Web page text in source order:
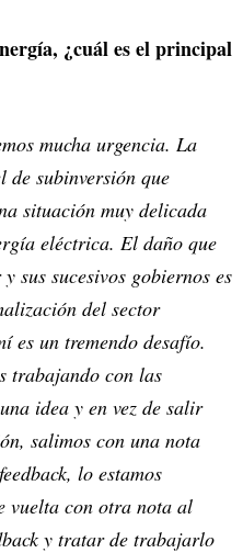
¿cuál es el principal
mucha urgencia. La
de subinversión que
situación muy delicada
eléctrica. El daño que
sus sucesivos gobiernos es
del sector
es un tremendo desafío.
trabajando con las
idea y en vez de salir
salimos con una nota
lo estamos
vuelta con otra nota al
y tratar de trabajarlo